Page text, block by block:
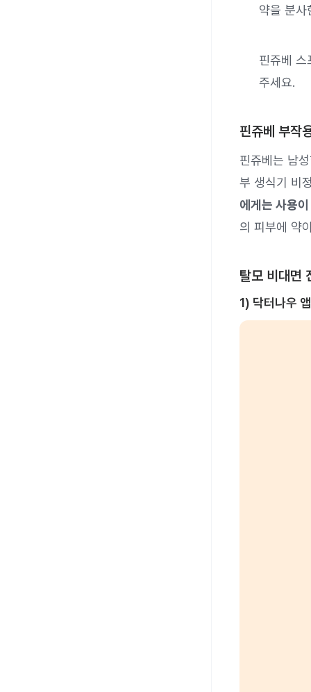
약을 분
핀쥬베
주세요.
핀쥬베 부작
핀쥬베는 남
부 생식기 비
에게는 사용
의 피부에 약
탈모 비대면
1) 닥터나우